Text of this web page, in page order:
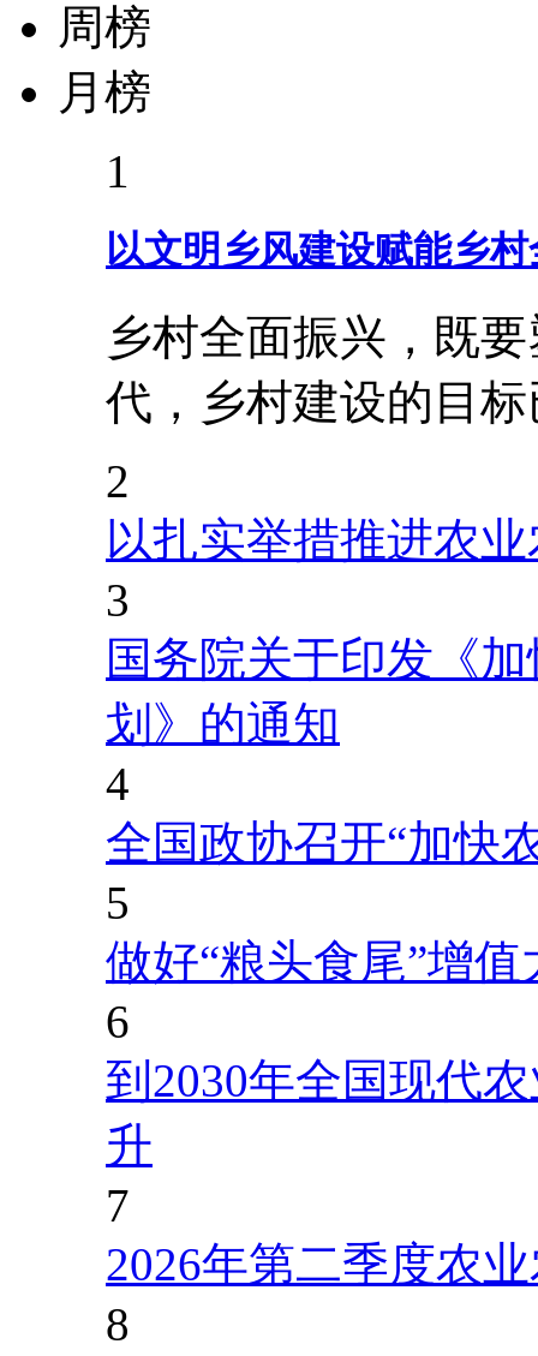
周榜
月榜
1
以文明乡风建设赋能乡
乡村全面振兴，既
代，乡村建设的目
2
以扎实举措推进农
3
国务院关于印发《
划》的通知
4
全国政协召开“加快
5
做好“粮头食尾”增值
6
到2030年全国现代
升
7
2026年第二季度农
8